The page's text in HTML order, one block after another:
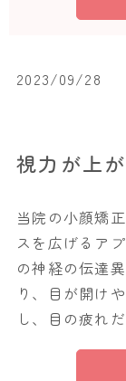
2023/09/28
視力が上
当院の小顔矯
スを広げるア
の神経の伝達
り、目が開け
し、目の疲れ